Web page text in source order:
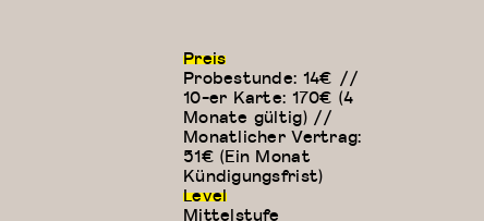
Preis
Probestunde: 14€ //
10-er Karte: 170€ (4
Monate gültig) //
Monatlicher Vertrag:
51€ (Ein Monat
Kündigungsfrist)
Level
Mittelstufe